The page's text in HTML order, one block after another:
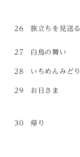
26 旅立ちを見送る
27 白鳥の舞い
28 いちめんみどり
29 お日さま
30 帰り